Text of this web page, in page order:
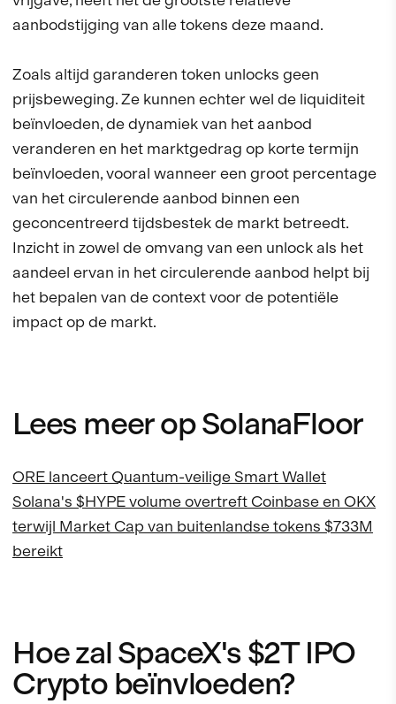
aanbodstijging van alle tokens deze maand.
Zoals altijd garanderen token unlocks geen
prijsbeweging. Ze kunnen echter wel de liquiditeit
beïnvloeden, de dynamiek van het aanbod
veranderen en het marktgedrag op korte termijn
beïnvloeden, vooral wanneer een groot percentage
van het circulerende aanbod binnen een
geconcentreerd tijdsbestek de markt betreedt.
Inzicht in zowel de omvang van een unlock als het
aandeel ervan in het circulerende aanbod helpt bij
het bepalen van de context voor de potentiële
impact op de markt.
Lees meer op SolanaFloor
ORE lanceert Quantum-veilige Smart Wallet
Solana's $HYPE volume overtreft Coinbase en OKX
terwijl Market Cap van buitenlandse tokens $733M
bereikt
Hoe zal SpaceX's $2T IPO
Crypto beïnvloeden?